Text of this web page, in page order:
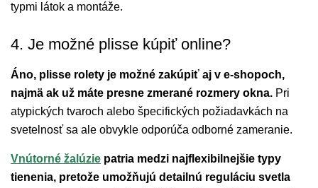
typmi látok a montáže.
4. Je možné plisse kúpiť online?
Áno, plisse rolety je možné zakúpiť aj v e-shopoch,
najmä ak už máte presne zmerané rozmery okna. Pri
atypických tvaroch alebo špecifických požiadavkách na
svetelnosť sa ale obvykle odporúča odborné zameranie.
Vnútorné žalúzie patria medzi najflexibilnejšie typy
tienenia, pretože umožňujú detailnú reguláciu svetla